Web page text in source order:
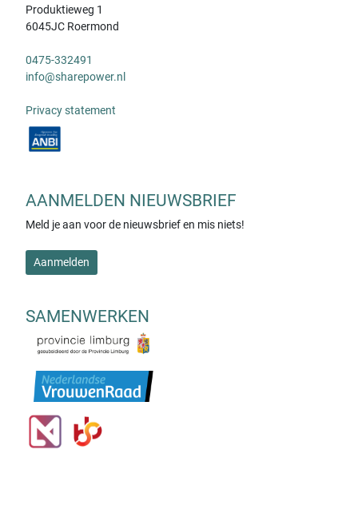
Produktieweg 1
6045JC Roermond
0475-332491
info@sharepower.nl
Privacy statement
AANMELDEN NIEUWSBRIEF
Meld je aan voor de nieuwsbrief en mis niets!
Aanmelden
SAMENWERKEN